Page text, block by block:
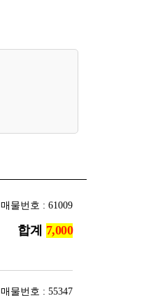
매물번호 : 61009
합계
매물번호 : 55347